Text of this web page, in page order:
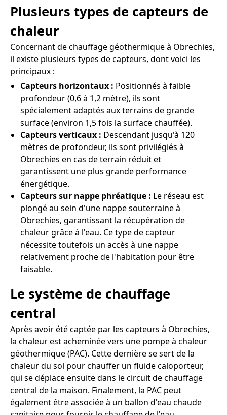
Plusieurs types de capteurs de
chaleur
Concernant de chauffage géothermique à Obrechies,
il existe plusieurs types de capteurs, dont voici les
principaux :
Capteurs horizontaux : Positionnés à faible
profondeur (0,6 à 1,2 mètre), ils sont
spécialement adaptés aux terrains de grande
surface (environ 1,5 fois la surface chauffée).
Capteurs verticaux : Descendant jusqu'à 120
mètres de profondeur, ils sont privilégiés à
Obrechies en cas de terrain réduit et
garantissent une plus grande performance
énergétique.
Capteurs sur nappe phréatique : Le réseau est
plongé au sein d'une nappe souterraine à
Obrechies, garantissant la récupération de
chaleur grâce à l'eau. Ce type de capteur
nécessite toutefois un accès à une nappe
relativement proche de l'habitation pour être
faisable.
Le système de chauffage
central
Après avoir été captée par les capteurs à Obrechies,
la chaleur est acheminée vers une pompe à chaleur
géothermique (PAC). Cette dernière se sert de la
chaleur du sol pour chauffer un fluide caloporteur,
qui se déplace ensuite dans le circuit de chauffage
central de la maison. Finalement, la PAC peut
également être associée à un ballon d'eau chaude